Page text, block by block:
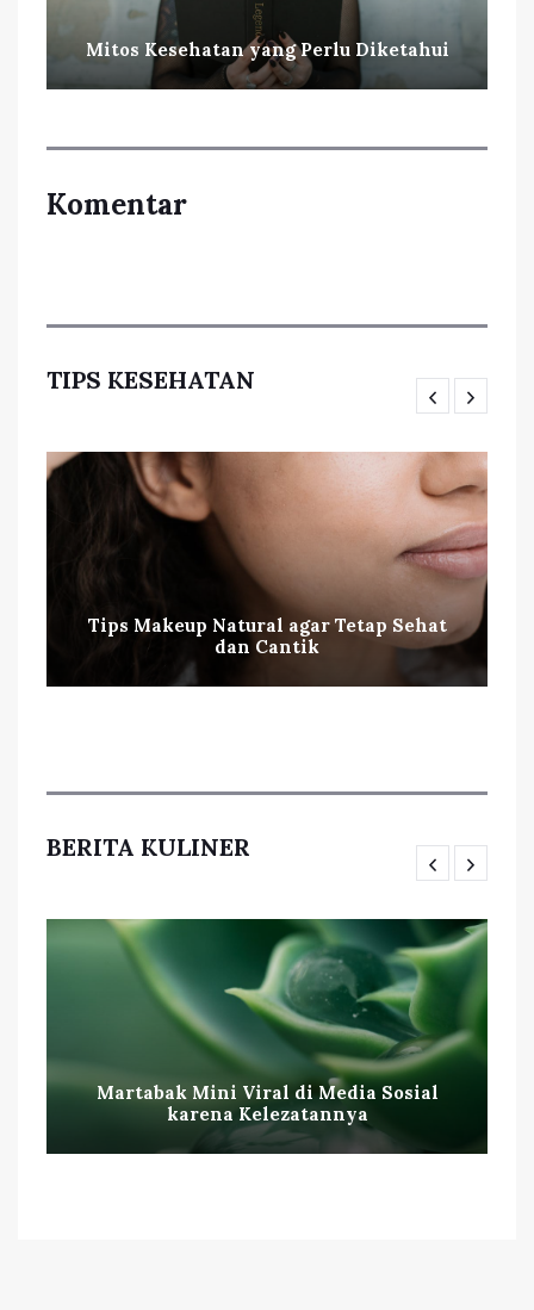
Mitos Kesehatan yang Perlu Diketahui
Komentar
TIPS KESEHATAN
Tips Makeup Natural agar Tetap Sehat
dan Cantik
BERITA KULINER
Martabak Mini Viral di Media Sosial
karena Kelezatannya